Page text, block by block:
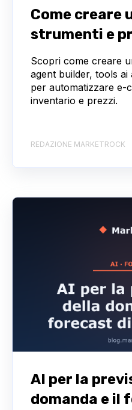
Come creare
strumenti e
Scopri come creare
agent builder, tools
per automatizzare e-
inventario e prezzi.
REDAZIONE MARKETROCK
AI per la
domanda e il